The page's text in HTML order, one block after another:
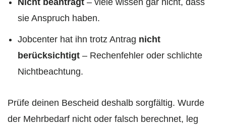
sie Anspruch haben.
Jobcenter hat ihn trotz Antrag nicht
berücksichtigt – Rechenfehler oder schlichte
Nichtbeachtung.
Prüfe deinen Bescheid deshalb sorgfältig. Wurde
der Mehrbedarf nicht oder falsch berechnet, leg